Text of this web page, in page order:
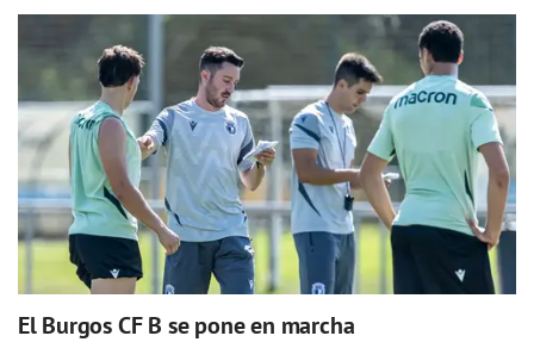
El Burgos CF B se pone en marcha